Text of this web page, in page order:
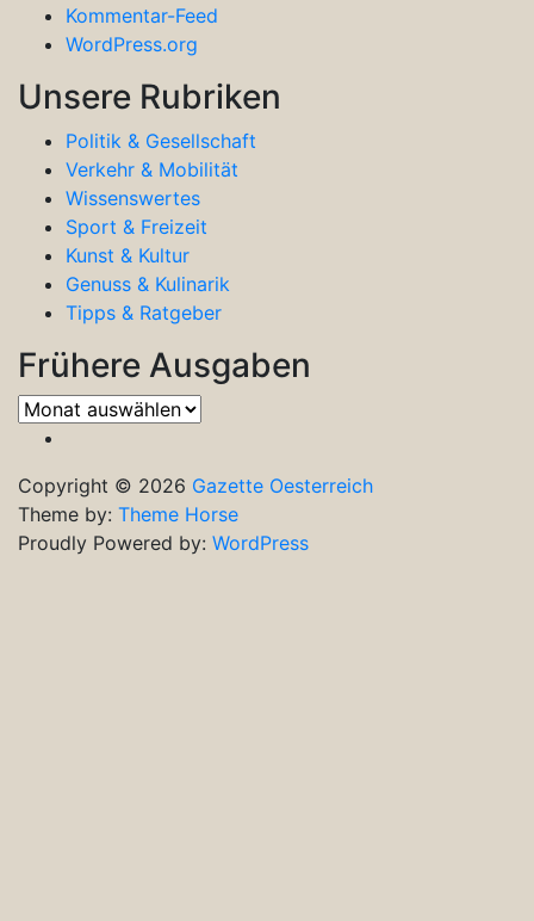
Kommentar-Feed
WordPress.org
Unsere Rubriken
Politik & Gesellschaft
Verkehr & Mobilität
Wissenswertes
Sport & Freizeit
Kunst & Kultur
Genuss & Kulinarik
Tipps & Ratgeber
Frühere Ausgaben
Frühere
Ausgaben
Copyright © 2026 Gazette Oesterreich
Theme by: Theme Horse
Proudly Powered by: WordPress